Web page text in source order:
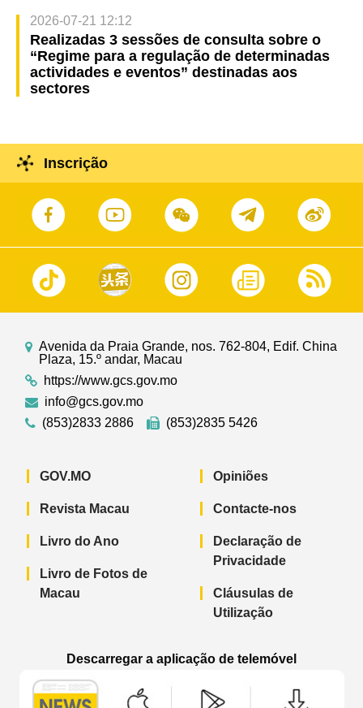
2026-07-21 12:12
Realizadas 3 sessões de consulta sobre o
“Regime para a regulação de determinadas
actividades e eventos” destinadas aos
sectores
Inscrição
Avenida da Praia Grande, nos. 762-804, Edif. China
Plaza, 15.º andar, Macau
https://www.gcs.gov.mo
info@gcs.gov.mo
(853)2833 2886
(853)2835 5426
GOV.MO
Revista Macau
Livro do Ano
Livro de Fotos de
Macau
Opiniões
Contacte-nos
Declaração de
Privacidade
Cláusulas de
Utilização
Descarregar a aplicação de telemóvel